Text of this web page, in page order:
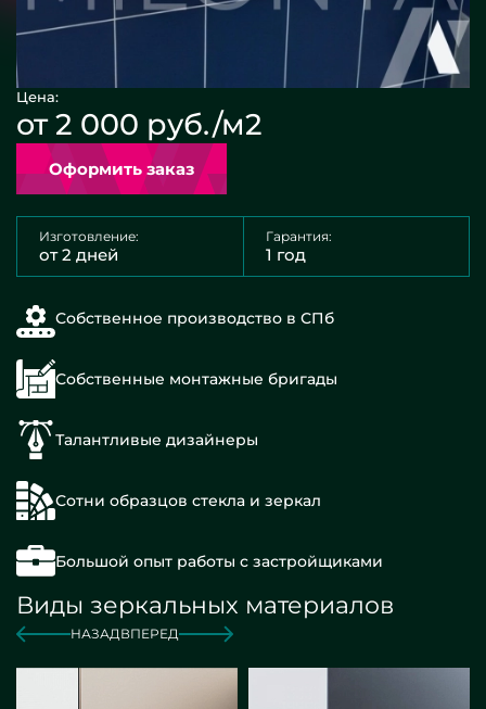
Цена:
от 2 000 руб./м2
Оформить заказ
Изготовление:
от 2 дней
Гарантия:
1 год
Собственное производство в СПб
Собственные монтажные бригады
Талантливые дизайнеры
Сотни образцов стекла и зеркал
Большой опыт работы с застройщиками
Виды зеркальных материалов
НАЗАДВПЕРЕД